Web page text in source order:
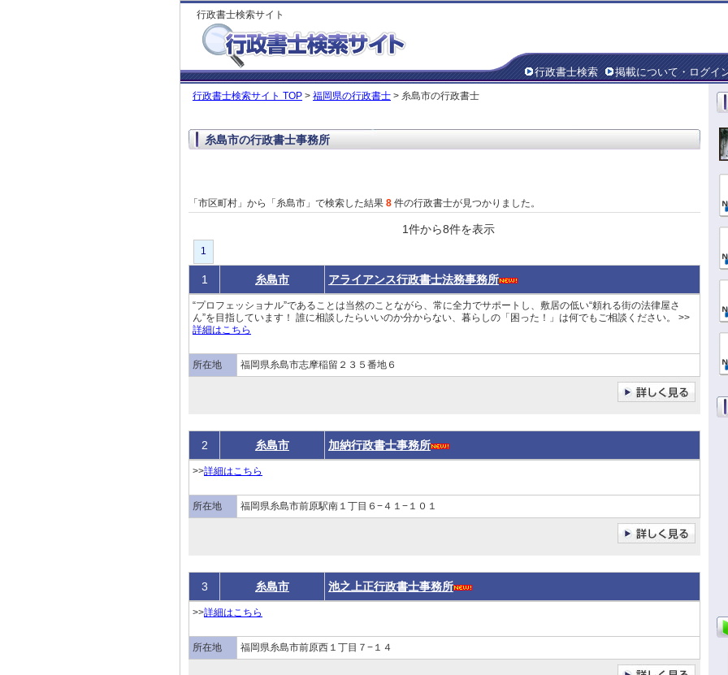
行政書士検索サイト
行政書士検索 掲載について・ログイ
行政書士検索サイト TOP > 福岡県の行政書士 > 糸島市の行政書士
糸島市の行政書士事務所
「市区町村」から「糸島市」で検索した結果 8 件の行政書士が見つかりました。
1件から8件を表示
1
1 糸島市 アライアンス行政書士法務事務所
“プロフェッショナル”であることは当然のことながら、常に全力でサポートし、敷居の低い“頼れる街の法律屋さ
ん”を目指しています！ 誰に相談したらいいのか分からない、暮らしの「困った！」は何でもご相談ください。 >>
詳細はこちら
所在地 福岡県糸島市志摩稲留２３５番地６
2 糸島市 加納行政書士事務所
>>詳細はこちら
所在地 福岡県糸島市前原駅南１丁目６−４１−１０１
3 糸島市 池之上正行政書士事務所
>>詳細はこちら
所在地 福岡県糸島市前原西１丁目７−１４